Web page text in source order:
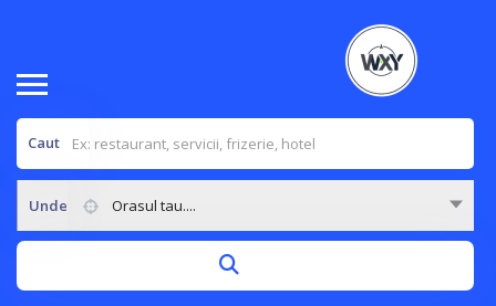
Caut
Unde Orasul tau....